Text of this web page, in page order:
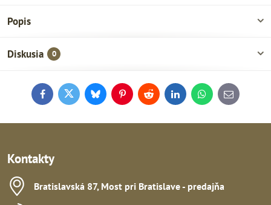
Popis
Diskusia 0
FacebookTwitterBlueskyPinterestReddit LinkedInWhatsApp
E-
mail
Kontakty
Bratislavská 87, Most pri Bratislave - predajňa